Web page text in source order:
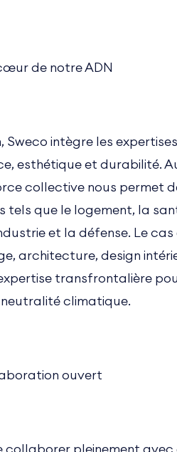
de notre ADN
Sweco intègre les
esthétique et durabilité.
collective nous permet
tels que le logement, la
et la défense. Le
architecture, design
transfrontalière
climatique.
ouvert
collaborer pleinement